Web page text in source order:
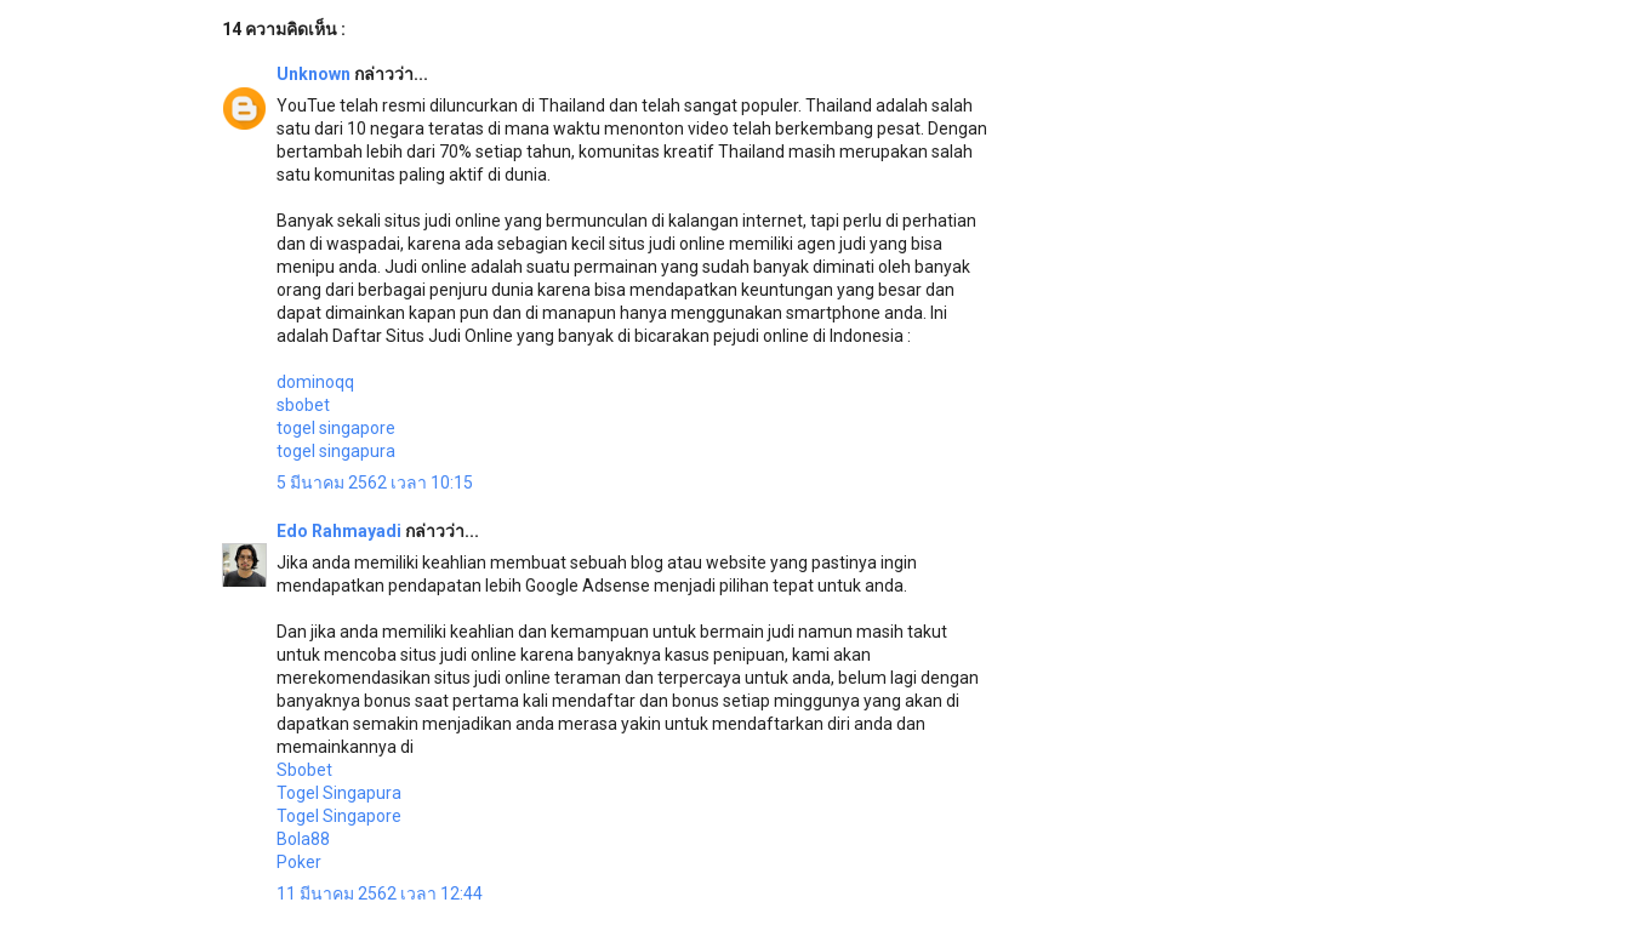
14 ความคิดเห็น :
Unknown กล่าวว่า...
YouTue telah resmi diluncurkan di Thailand dan telah sangat populer. Thailand adalah salah
satu dari 10 negara teratas di mana waktu menonton video telah berkembang pesat. Dengan
bertambah lebih dari 70% setiap tahun, komunitas kreatif Thailand masih merupakan salah
satu komunitas paling aktif di dunia.
Banyak sekali situs judi online yang bermunculan di kalangan internet, tapi perlu di perhatian
dan di waspadai, karena ada sebagian kecil situs judi online memiliki agen judi yang bisa
menipu anda. Judi online adalah suatu permainan yang sudah banyak diminati oleh banyak
orang dari berbagai penjuru dunia karena bisa mendapatkan keuntungan yang besar dan
dapat dimainkan kapan pun dan di manapun hanya menggunakan smartphone anda. Ini
adalah Daftar Situs Judi Online yang banyak di bicarakan pejudi online di Indonesia :
dominoqq
sbobet
togel singapore
togel singapura
5 มีนาคม 2562 เวลา 10:15
Edo Rahmayadi กล่าวว่า...
Jika anda memiliki keahlian membuat sebuah blog atau website yang pastinya ingin
mendapatkan pendapatan lebih Google Adsense menjadi pilihan tepat untuk anda.
Dan jika anda memiliki keahlian dan kemampuan untuk bermain judi namun masih takut
untuk mencoba situs judi online karena banyaknya kasus penipuan, kami akan
merekomendasikan situs judi online teraman dan terpercaya untuk anda, belum lagi dengan
banyaknya bonus saat pertama kali mendaftar dan bonus setiap minggunya yang akan di
dapatkan semakin menjadikan anda merasa yakin untuk mendaftarkan diri anda dan
memainkannya di
Sbobet
Togel Singapura
Togel Singapore
Bola88
Poker
11 มีนาคม 2562 เวลา 12:44